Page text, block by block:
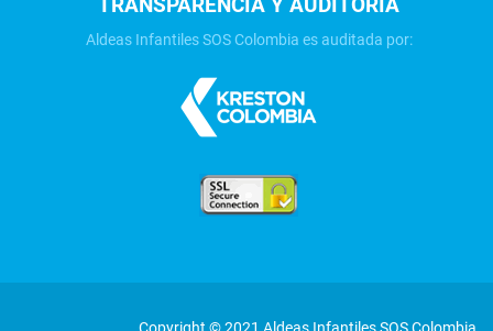
TRANSPARENCIA Y AUDITORÍA
Aldeas Infantiles SOS Colombia es auditada por: